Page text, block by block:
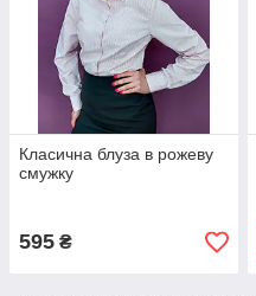
Класична блуза в рожеву
смужку
595 ₴